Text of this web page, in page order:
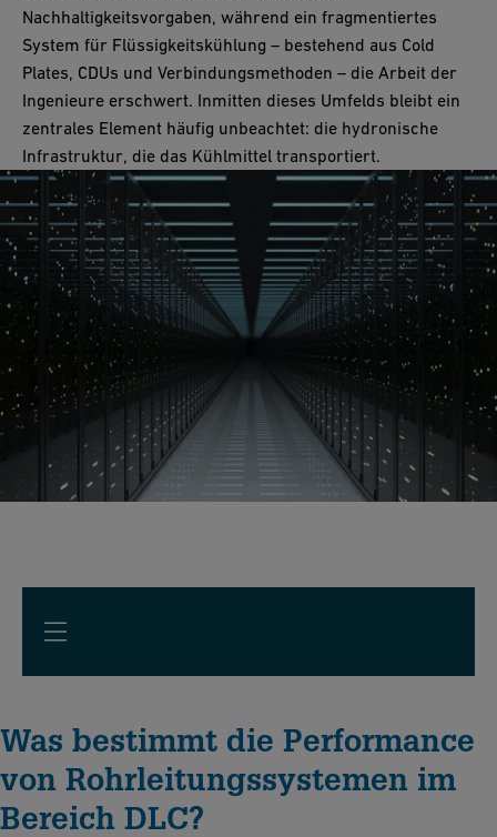
Nachhaltigkeitsvorgaben, während ein fragmentiertes
System für Flüssigkeitskühlung – bestehend aus Cold
Plates, CDUs und Verbindungsmethoden – die Arbeit der
Ingenieure erschwert. Inmitten dieses Umfelds bleibt ein
zentrales Element häufig unbeachtet: die hydronische
Infrastruktur, die das Kühlmittel transportiert.
Was bestimmt die Performance
von Rohrleitungssystemen im
Bereich DLC?